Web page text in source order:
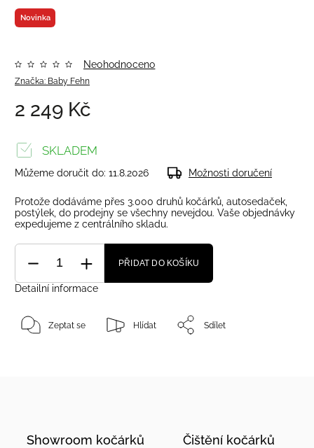
Novinka
Značka: Baby Fehn
Neohodnoceno
2 249 Kč
SKLADEM
Můžeme doručit do: 11.8.2026 Možnosti doručení
Protože dodáváme přes 3.000 druhů kočárků, autosedaček,
postýlek, do prodejny se všechny nevejdou. Vaše objednávky
expedujeme z centrálního skladu.
PŘIDAT DO KOŠÍKU
Detailní informace
Zeptat se Hlídat Sdílet
Showroom kočárků Čištění kočárků